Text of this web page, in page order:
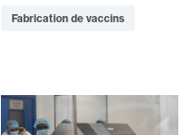
Fabrication de vaccins